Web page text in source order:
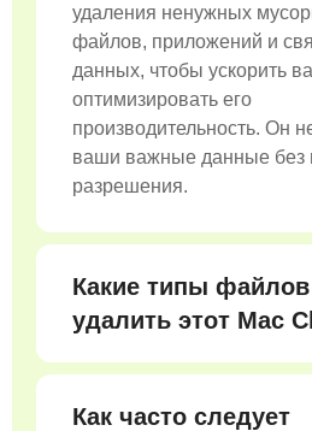
удаления ненужных
файлов, приложений и
данных, чтобы ускорить
оптимизировать его
производительность. Он
ваши важные данные без
разрешения.
Какие типы
удалить этот Mac
безопасно и эффективно
различные типы
Как часто следует